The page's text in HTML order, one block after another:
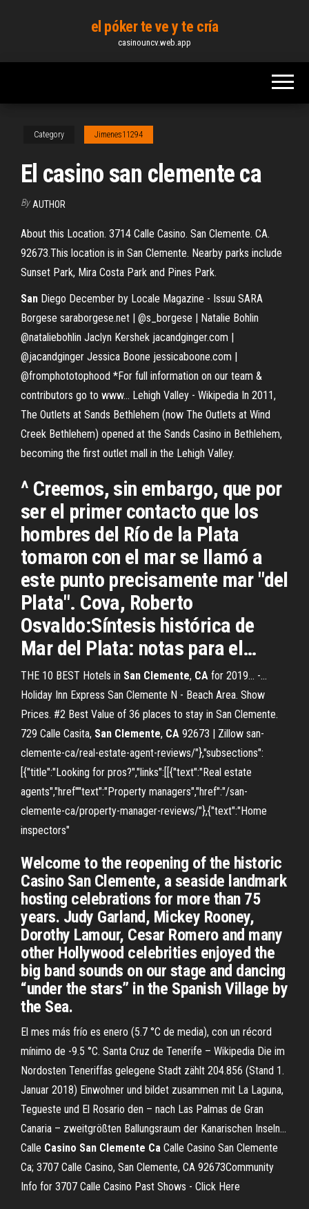
content
el póker te ve y te cría
casinouncv.web.app
Category Jimenes11294
El casino san clemente ca
By AUTHOR
About this Location. 3714 Calle Casino. San Clemente. CA.
92673.This location is in San Clemente. Nearby parks include
Sunset Park, Mira Costa Park and Pines Park.
San Diego December by Locale Magazine - Issuu SARA
Borgese saraborgese.net | @s_borgese | Natalie Bohlin
@nataliebohlin Jaclyn Kershek jacandginger.com |
@jacandginger Jessica Boone jessicaboone.com |
@fromphototophood *For full information on our team &
contributors go to www… Lehigh Valley - Wikipedia In 2011,
The Outlets at Sands Bethlehem (now The Outlets at Wind
Creek Bethlehem) opened at the Sands Casino in Bethlehem,
becoming the first outlet mall in the Lehigh Valley.
^ Creemos, sin embargo, que por
ser el primer contacto que los
hombres del Río de la Plata
tomaron con el mar se llamó a
este punto precisamente mar "del
Plata". Cova, Roberto
Osvaldo:Síntesis histórica de
Mar del Plata: notas para el…
THE 10 BEST Hotels in San Clemente, CA for 2019... -…
Holiday Inn Express San Clemente N - Beach Area. Show
Prices. #2 Best Value of 36 places to stay in San Clemente.
729 Calle Casita, San Clemente, CA 92673 | Zillow san-
clemente-ca/real-estate-agent-reviews/"},"subsections":
[{"title":"Looking for pros?","links":[[{"text":"Real estate
agents","href""text":"Property managers","href":"/san-
clemente-ca/property-manager-reviews/"},{"text":"Home
inspectors"
Welcome to the reopening of the historic
Casino San Clemente, a seaside landmark
hosting celebrations for more than 75
years. Judy Garland, Mickey Rooney,
Dorothy Lamour, Cesar Romero and many
other Hollywood celebrities enjoyed the
big band sounds on our stage and dancing
“under the stars” in the Spanish Village by
the Sea.
El mes más frío es enero (5.7 °C de media), con un récord
mínimo de -9.5 °C. Santa Cruz de Tenerife – Wikipedia Die im
Nordosten Teneriffas gelegene Stadt zählt 204.856 (Stand 1.
Januar 2018) Einwohner und bildet zusammen mit La Laguna,
Tegueste und El Rosario den – nach Las Palmas de Gran
Canaria – zweitgrößten Ballungsraum der Kanarischen Inseln…
Calle Casino San Clemente Ca Calle Casino San Clemente
Ca; 3707 Calle Casino, San Clemente, CA 92673Community
Info for 3707 Calle Casino Past Shows - Click Here